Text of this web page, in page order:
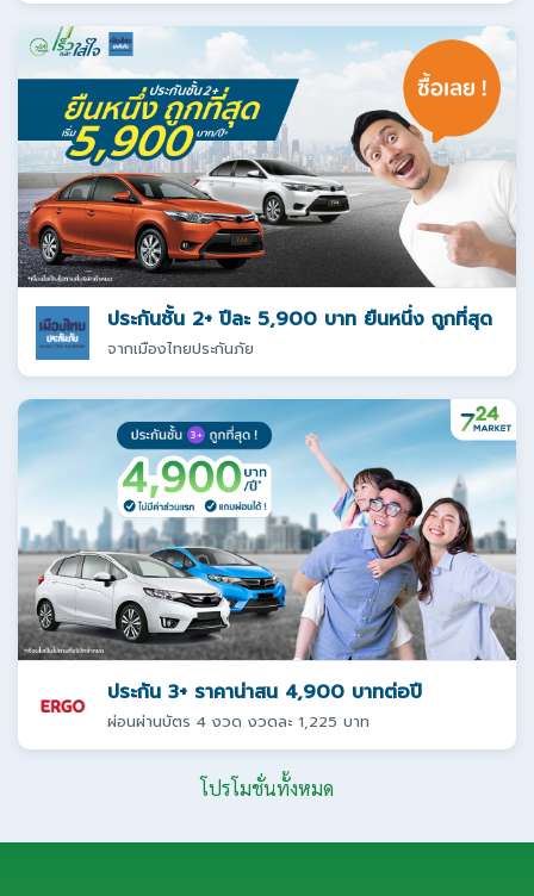
ประกันชั้น 2+ ปีละ 5,900 บาท ยืนหนึ่ง ถูกที่สุด
จากเมืองไทยประกันภัย
ประกัน 3+ ราคาน่าสน 4,900 บาทต่อปี
ผ่อนผ่านบัตร 4 งวด งวดละ 1,225 บาท
โปรโมชั่นทั้งหมด